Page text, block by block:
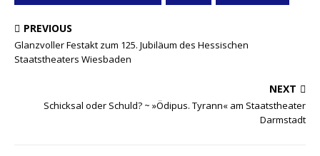
PREVIOUS
Glanzvoller Festakt zum 125. Jubiläum des Hessischen
Staatstheaters Wiesbaden
NEXT
Schicksal oder Schuld? ~ »Ödipus. Tyrann« am Staatstheater
Darmstadt